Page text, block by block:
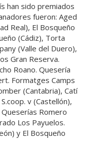
han sido premiados
fueron: Aged
Real), El Bosqueño
(Cádiz), Torta
(Valle del Duero),
Gran Reserva.
Roano. Quesería
Formatges Camps
(Cantabria), Catí
v (Castellón),
Romero
Los Payuelos.
y El Bosqueño